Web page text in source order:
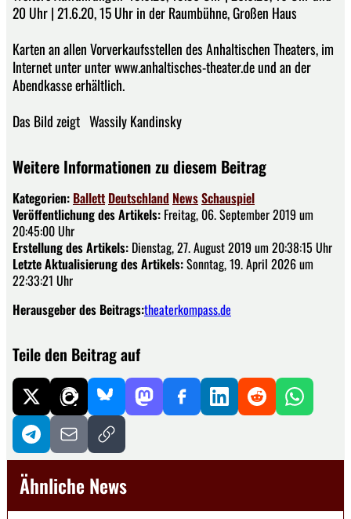
20 Uhr | 21.6.20, 15 Uhr in der Raumbühne, Großen Haus
Karten an allen Vorverkaufsstellen des Anhaltischen Theaters, im
Internet unter unter www.anhaltisches-theater.de und an der
Abendkasse erhältlich.
Das Bild zeigt Wassily Kandinsky
Weitere Informationen zu diesem Beitrag
Kategorien: Ballett Deutschland NewsSchauspiel
Veröffentlichung des Artikels: Freitag, 06. September 2019 um
20:45:00 Uhr
Erstellung des Artikels: Dienstag, 27. August 2019 um 20:38:15 Uhr
Letzte Aktualisierung des Artikels:Sonntag, 19. April 2026 um
22:33:21 Uhr
Herausgeber des Beitrags:theaterkompass.de
Teile den Beitrag auf
Ähnliche News